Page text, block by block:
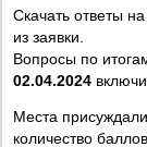
Скачать ответы
из заявки.
Вопросы по
02.04.2024
Места
количество